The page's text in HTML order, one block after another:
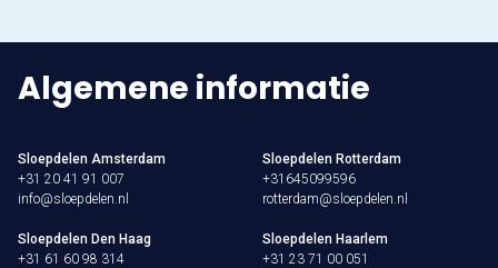
Algemene informatie
Sloepdelen Amsterdam
+31 20 41 91 007
info@sloepdelen.nl
Sloepdelen Rotterdam
+31645099596
rotterdam@sloepdelen.nl
Sloepdelen Den Haag
+31 61 60 98 314
Sloepdelen Haarlem
+31 23 71 00 051